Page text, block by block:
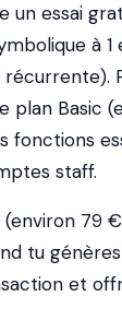
un essai
à 1
plan Basic
fonctions
staff.
(environ 79
tu
et